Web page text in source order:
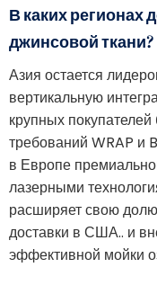
В каких регионах
джинсовой ткани?
Азия остается
вертикальную
крупных
требований WRAP и
в Европе
лазерными
расширяет свою
доставки в США.. и
эффективной мойки